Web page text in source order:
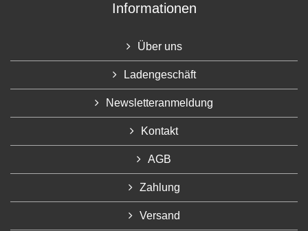
Informationen
Über uns
Ladengeschäft
Newsletteranmeldung
Kontakt
AGB
Zahlung
Versand